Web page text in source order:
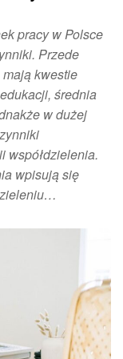
pracy w Polsce
Przede
kwestie
średnia
w dużej
współdzielenia.
wpisują się